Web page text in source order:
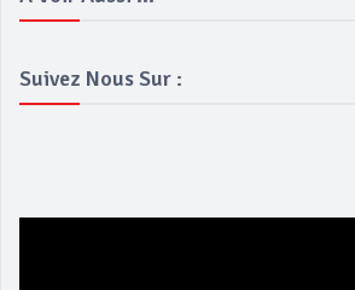
Suivez Nous Sur :